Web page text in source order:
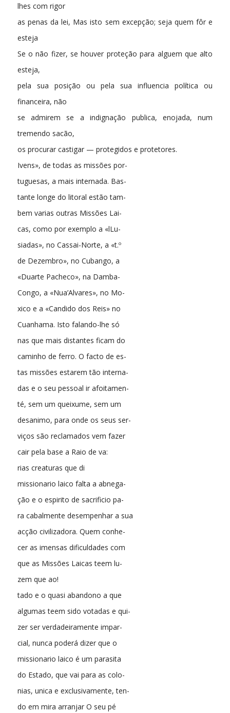
lhes com rigor
as penas da lei, Mas isto sem excepção; seja quem fôr e
esteja
Se o não fizer, se houver proteção para alguem que alto
esteja,
pela sua posição ou pela sua influencia política ou
financeira, não
se admirem se a indignação publica, enojada, num
tremendo sacão,
os procurar castigar — protegidos e protetores.
Ivens», de todas as missões por-
tuguesas, a mais internada. Bas-
tante longe do litoral estão tam-
bem varias outras Missões Lai-
cas, como por exemplo a «lLu-
siadas», no Cassai-Norte, a «t.º
de Dezembro», no Cubango, a
«Duarte Pacheco», na Damba-
Congo, a «Nua’Alvares», no Mo-
xico e a «Candido dos Reis» no
Cuanhama. Isto falando-lhe só
nas que mais distantes ficam do
caminho de ferro. O facto de es-
tas missões estarem tão interna-
das e o seu pessoal ir afoitamen-
té, sem um queixume, sem um
desanimo, para onde os seus ser-
viços são reclamados vem fazer
cair pela base a Raio de va:
rias creaturas que di
missionario laico falta a abnega-
ção e o espirito de sacrificio pa-
ra cabalmente desempenhar a sua
acção civilizadora. Quem conhe-
cer as imensas dificuldades com
que as Missões Laicas teem lu-
zem que ao!
tado e o quasi abandono a que
algumas teem sido votadas e qui-
zer ser verdadeiramente impar-
cial, nunca poderá dizer que o
missionario laico é um parasita
do Estado, que vai para as colo-
nias, unica e exclusivamente, ten-
do em mira arranjar O seu pé